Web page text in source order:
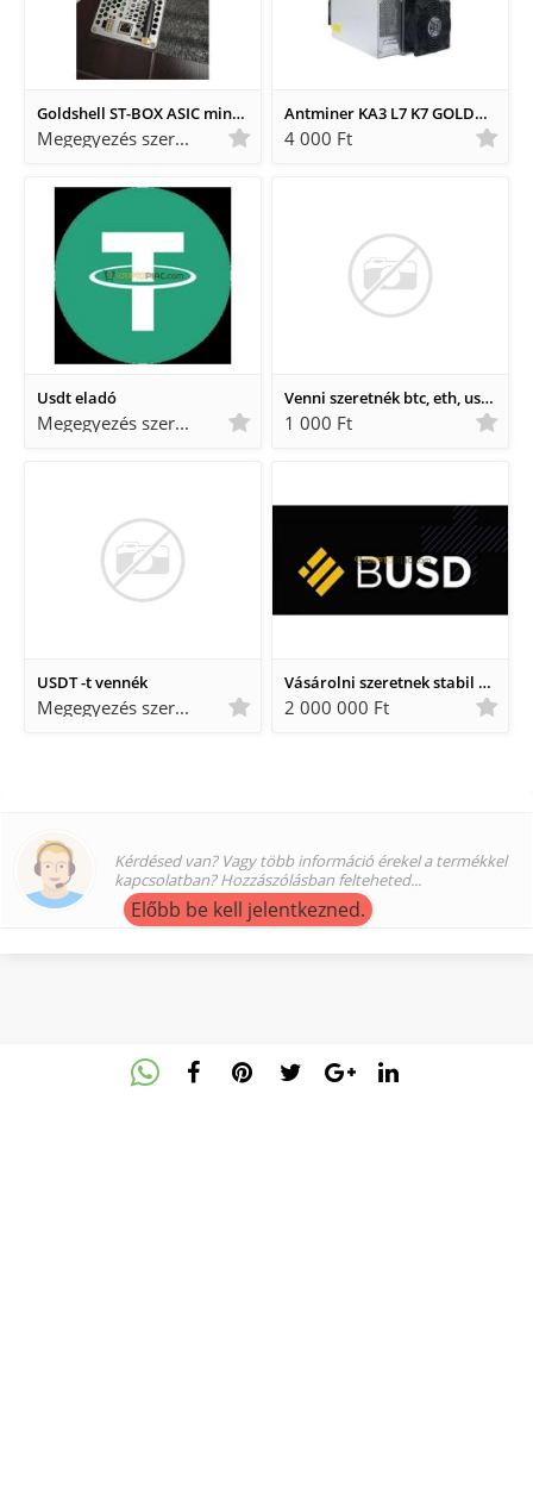
Goldshell ST-BOX ASIC miner bányászgép
Megegyezés szerint Megegyezés szerint
Antminer KA3 L7 K7 GOLDSHELL
4 000 Ft
Usdt eladó
Megegyezés szerint Megegyezés szerint
Venni szeretnék btc, eth, usdt és más kriptókat rendszeresen kp-ban.
1 000 Ft
USDT -t vennék
Megegyezés szerint Megegyezés szerint
Vásárolni szeretnek stabil coint
2 000 000 Ft
Kérdésed van? Vagy több információ érekel a termékkel
kapcsolatban? Hozzászólásban felteheted...
Előbb be kell jelentkezned.